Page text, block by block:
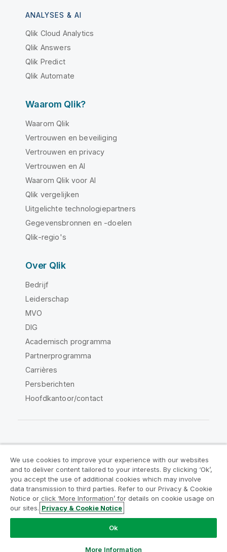
ANALYSES & AI
Qlik Cloud Analytics
Qlik Answers
Qlik Predict
Qlik Automate
Waarom Qlik?
Waarom Qlik
Vertrouwen en beveiliging
Vertrouwen en privacy
Vertrouwen en AI
Waarom Qlik voor AI
Qlik vergelijken
Uitgelichte technologiepartners
Gegevensbronnen en -doelen
Qlik-regio's
Over Qlik
Bedrijf
Leiderschap
MVO
DIG
Academisch programma
Partnerprogramma
Carrières
Persberichten
Hoofdkantoor/contact
Juridische overeenkomsten
Productvoorwaarden
Legal Policies
Legal Policies
Gebruiksvoorwaarden
Handelsmerken
Do Not Share My Info
Copyright © 1993-2026 QlikTech International AB. Alle
We use cookies to improve your experience with our websites
and to deliver content tailored to your interests. By clicking ‘Ok’,
you accept the use of additional cookies which may involve
data transmission to third parties. Refer to our Privacy & Cookie
Notice or click ‘More Information’ for details on cookie usage on
our sites. Privacy & Cookie Notice
Ok
More Information